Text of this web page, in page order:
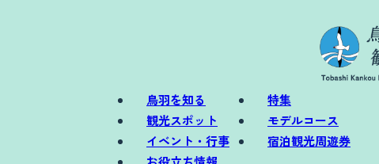
鳥羽を知る
特集
観光スポット
モデルコース
イベント・行事
宿泊観光周遊券